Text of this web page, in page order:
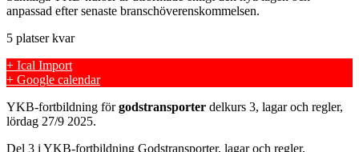
anpassad efter senaste branschöverenskommelsen.
5 platser kvar
+ Ical Import
+ Google calendar
YKB-fortbildning förgodstransporter delkurs 3, lagar och regler,
lördag 27/9 2025.
Del 3 i YKB-fortbildning Godstransporter, lagar och regler.